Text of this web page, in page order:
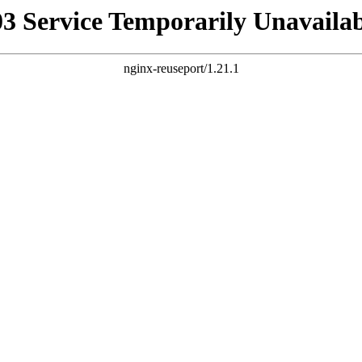
Service Temporarily
nginx-reuseport/1.21.1